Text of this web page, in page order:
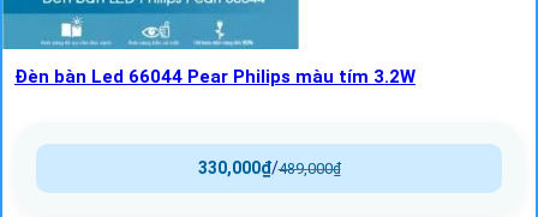
Đèn bàn Led 66044 Pear Philips màu tím 3.2W
489,000₫
/
330,000₫